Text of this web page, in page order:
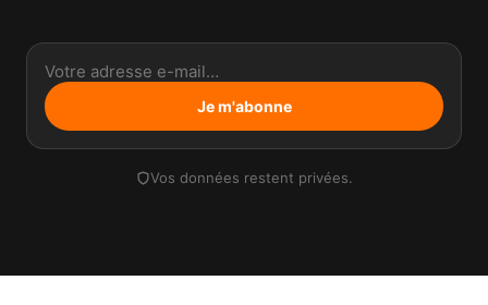
Je m'abonne
Vos données restent privées.